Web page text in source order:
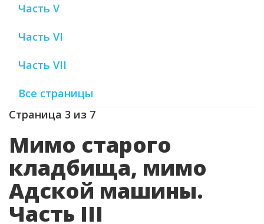
Часть V
Часть VI
Часть VII
Все страницы
Страница 3 из 7
Мимо старого
кладбища, мимо
Адской машины.
Часть III